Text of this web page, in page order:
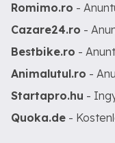
Romimo.ro -
Cazare24.ro -
Bestbike.ro -
Animalutul.ro -
Startapro.hu -
Quoka.de -